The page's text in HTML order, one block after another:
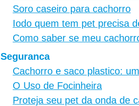
Soro caseiro para cachorro
Iodo quem tem pet precisa
Como saber se meu
Seguranca
Cachorro e saco plastico:
O Uso de Focinheira
Proteja seu pet da onda de